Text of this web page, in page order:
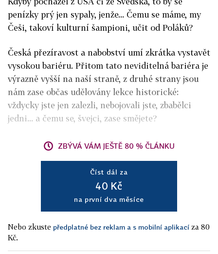
penízky prý jen sypaly, jenže... Čemu se máme, my
Češi, takoví kulturní šampioni, učit od Poláků?
Česká přezíravost a nabobství umí zkrátka vystavět
vysokou bariéru. Přitom tato neviditelná bariéra je
výrazně vyšší na naší straně, z druhé strany jsou
nám zase občas udělovány lekce historické:
vždycky jste jen zalezli, nebojovali jste, zbabělci
jedni... a čemu se, švejci, zase smějete?
ZBÝVÁ VÁM JEŠTĚ 80 % ČLÁNKU
Číst dál za
40 Kč
na první dva měsíce
Nebo zkuste předplatné bez reklam a s mobilní aplikací za 80
Kč.